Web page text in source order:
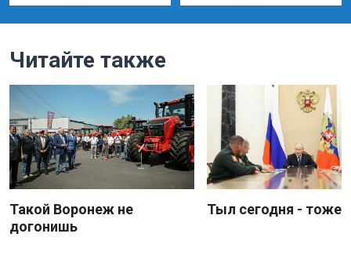
Читайте также
Такой Воронеж не
догонишь
Тыл сегодня - тоже